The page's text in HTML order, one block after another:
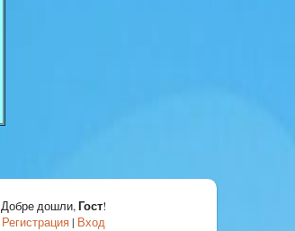
Добре дошли,Гост!
Регистрация| Вход